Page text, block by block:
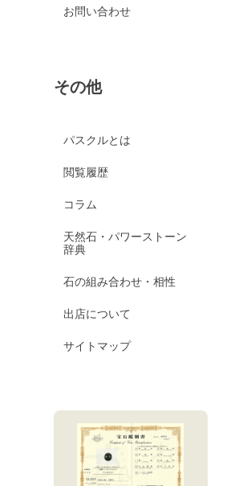
お問い合わせ
その他
パスクルとは
閲覧履歴
コラム
天然石・パワーストーン
辞典
石の組み合わせ・相性
出店について
サイトマップ